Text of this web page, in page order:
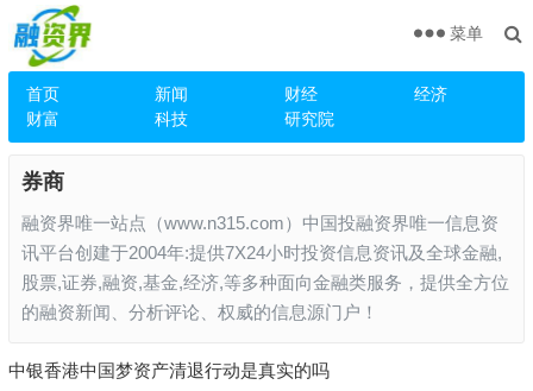
首页 新闻 财经
经济
财富
科技 研究院
菜单
券商
融资界唯一站点（www.n315.com）中国投融资界唯一信息资
讯平台创建于2004年:提供7X24小时投资信息资讯及全球金融,
股票,证券,融资,基金,经济,等多种面向金融类服务，提供全方位
的融资新闻、分析评论、权威的信息源门户！
中银香港中国梦资产清退行动是真实的吗